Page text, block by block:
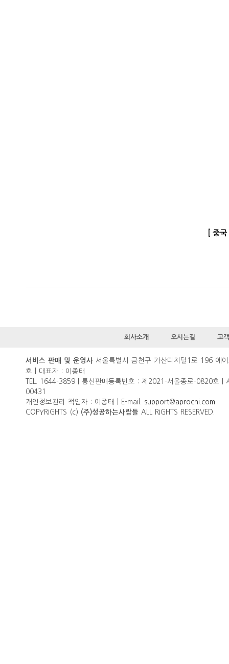
[ 중
회사소개 오시는길 고
서비스 판매 및 운영사 서울특별시 금천구 가산디지털1로 196 에
호 | 대표자 : 이종태
TEL. 1644-3859 | 통신판매등록번호 : 제2021-서울종로-0820호 |
00431
개인정보관리 책임자 : 이종태 | E-mail. support@aprocni.com
COPYRIGHTS (c) (주)성공하는사람들 ALL RIGHTS RESERVED.